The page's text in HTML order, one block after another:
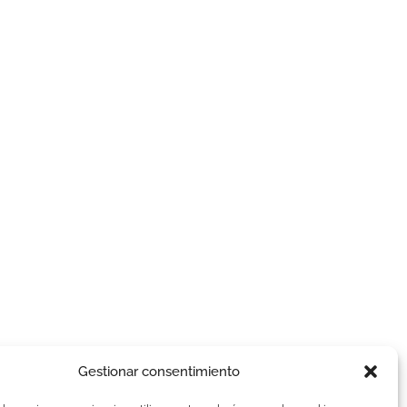
Gestionar consentimiento